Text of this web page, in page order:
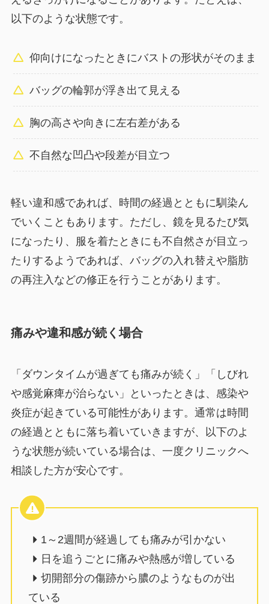
以下のような状態です。
仰向けになったときにバストの形状がそのまま
バッグの輪郭が浮き出て見える
胸の高さや向きに左右差がある
不自然な凹凸や段差が目立つ
軽い違和感であれば、時間の経過とともに馴染ん
でいくこともあります。ただし、鏡を見るたび気
になったり、服を着たときにも不自然さが目立っ
たりするようであれば、バッグの入れ替えや脂肪
の再注入などの修正を行うことがあります。
痛みや違和感が続く場合
「ダウンタイムが過ぎても痛みが続く」「しびれ
や感覚麻痺が治らない」といったときは、感染や
炎症が起きている可能性があります。通常は時間
の経過とともに落ち着いていきますが、以下のよ
うな状態が続いている場合は、一度クリニックへ
相談した方が安心です。
1～2週間が経過しても痛みが引かない
日を追うごとに痛みや熱感が増している
切開部分の傷跡から膿のようなものが出
ている